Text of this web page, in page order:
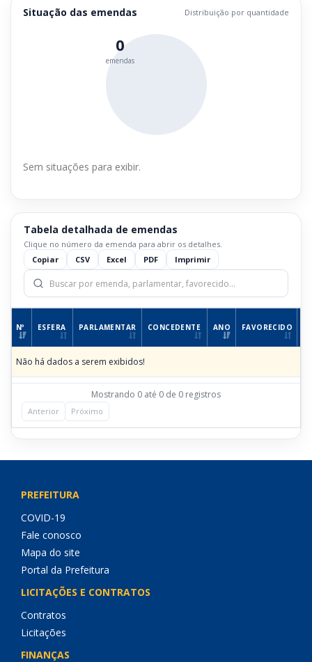
Situação das emendas Distribuição por quantidade
0
emendas
Sem situações para exibir.
Tabela detalhada de emendas
Clique no número da emenda para abrir os detalhes.
Copiar
CSV Excel PDF Imprimir
Nº ESFERA PARLAMENTAR CONCEDENTE ANO FAVORECIDO
Não há dados a serem exibidos!
Mostrando 0 até 0 de 0 registros
Anterior Próximo
PREFEITURA
COVID-19
Fale conosco
Mapa do site
Portal da Prefeitura
LICITAÇÕES E CONTRATOS
Contratos
Licitações
FINANÇAS